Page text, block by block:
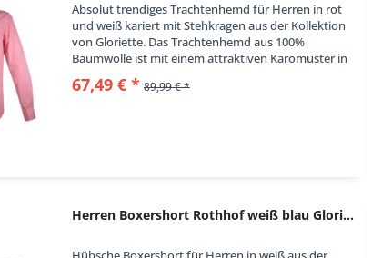
52
XL
XXL
Absolut trendiges Trachtenhemd für Herren in rot
und weiß kariert mit Stehkragen aus der Kollektion
von Gloriette. Das Trachtenhemd aus 100%
Baumwolle ist mit einem attraktiven Karomuster in
rot/weiß veredelt. Die Krageninnensteg, die...
67,49 € * 89,99 € *
Herren Boxershort Rothhof weiß blau Gloriette